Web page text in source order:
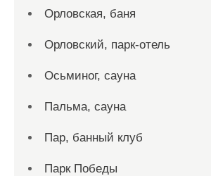
Орловская, баня
Орловский, парк-отель
Осьминог, сауна
Пальма, сауна
Пар, банный клуб
Парк Победы